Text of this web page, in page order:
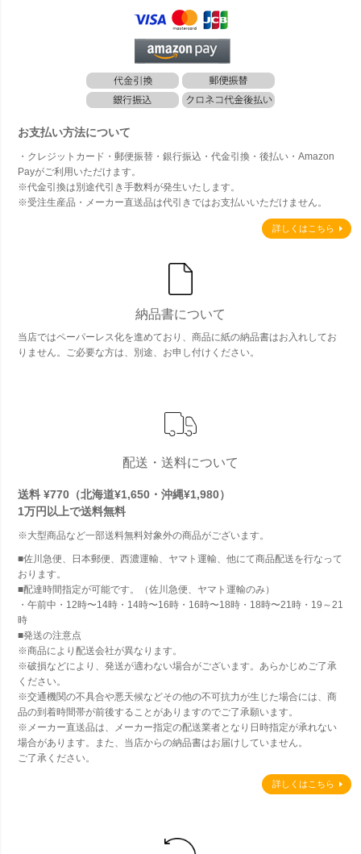
お支払い方法について
・クレジットカード・郵便振替・銀行振込・代金引換・後払い・Amazon
Payがご利用いただけます。
※代金引換は別途代引き手数料が発生いたします。
※受注生産品・メーカー直送品は代引きではお支払いいただけません。
詳しくはこちら
納品書について
当店ではペーパーレス化を進めており、商品に紙の納品書はお入れしてお
りません。ご必要な方は、別途、お申し付けください。
配送・送料について
送料 ¥770（北海道¥1,650・沖縄¥1,980）
1万円以上で送料無料
※大型商品など一部送料無料対象外の商品がございます。
■佐川急便、日本郵便、西濃運輸、ヤマト運輸、他にて商品配送を行なって
おります。
■配達時間指定が可能です。（佐川急便、ヤマト運輸のみ）
・午前中・12時〜14時・14時〜16時・16時〜18時・18時〜21時・19～21
時
■発送の注意点
※商品により配送会社が異なります。
※破損などにより、発送が適わない場合がございます。あらかじめご了承
ください。
※交通機関の不具合や悪天候などその他の不可抗力が生じた場合には、商
品の到着時間帯が前後することがありますのでご了承願います。
※メーカー直送品は、メーカー指定の配送業者となり日時指定が承れない
場合があります。また、当店からの納品書はお届けしていません。
ご了承ください。
詳しくはこちら